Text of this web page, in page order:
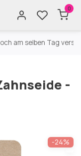
0
am selben Tag
-
-24%